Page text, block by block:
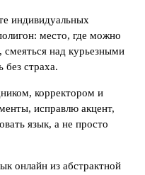
индивидуальных
место, где можно
смеяться над курьезными
без страха.
корректором и
исправлю акцент,
язык, а не просто
онлайн из абстрактной